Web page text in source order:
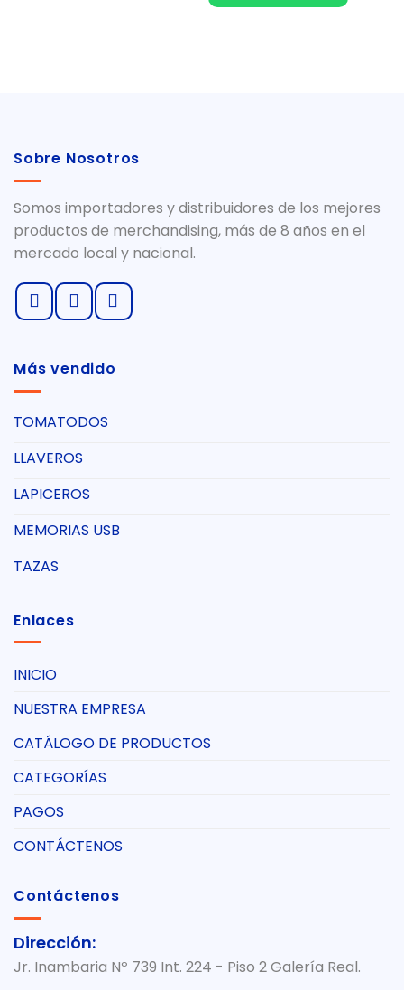
Sobre Nosotros
Somos importadores y distribuidores de los mejores
productos de merchandising, más de 8 años en el
mercado local y nacional.
Más vendido
TOMATODOS
LLAVEROS
LAPICEROS
MEMORIAS USB
TAZAS
Enlaces
INICIO
NUESTRA EMPRESA
CATÁLOGO DE PRODUCTOS
CATEGORÍAS
PAGOS
CONTÁCTENOS
Contáctenos
Dirección:
Jr. Inambaria Nº 739 Int. 224 - Piso 2 Galería Real.